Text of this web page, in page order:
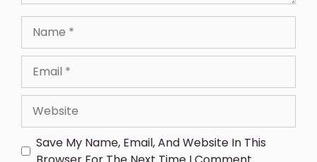
Save My Name, Email, And Website In This